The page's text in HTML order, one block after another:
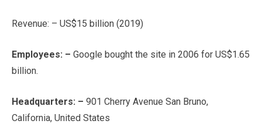
Revenue: – US$15 billion (2019)
Employees: – Google bought the site in 2006 for US$1.65
billion.
Headquarters: – 901 Cherry Avenue San Bruno,
California, United States